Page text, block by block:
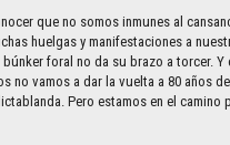
que no somos inmunes al
huelgas y manifestaciones a
búnker foral no da su brazo a torcer. Y
no vamos a dar la vuelta a 80 años de
Pero estamos en el camino